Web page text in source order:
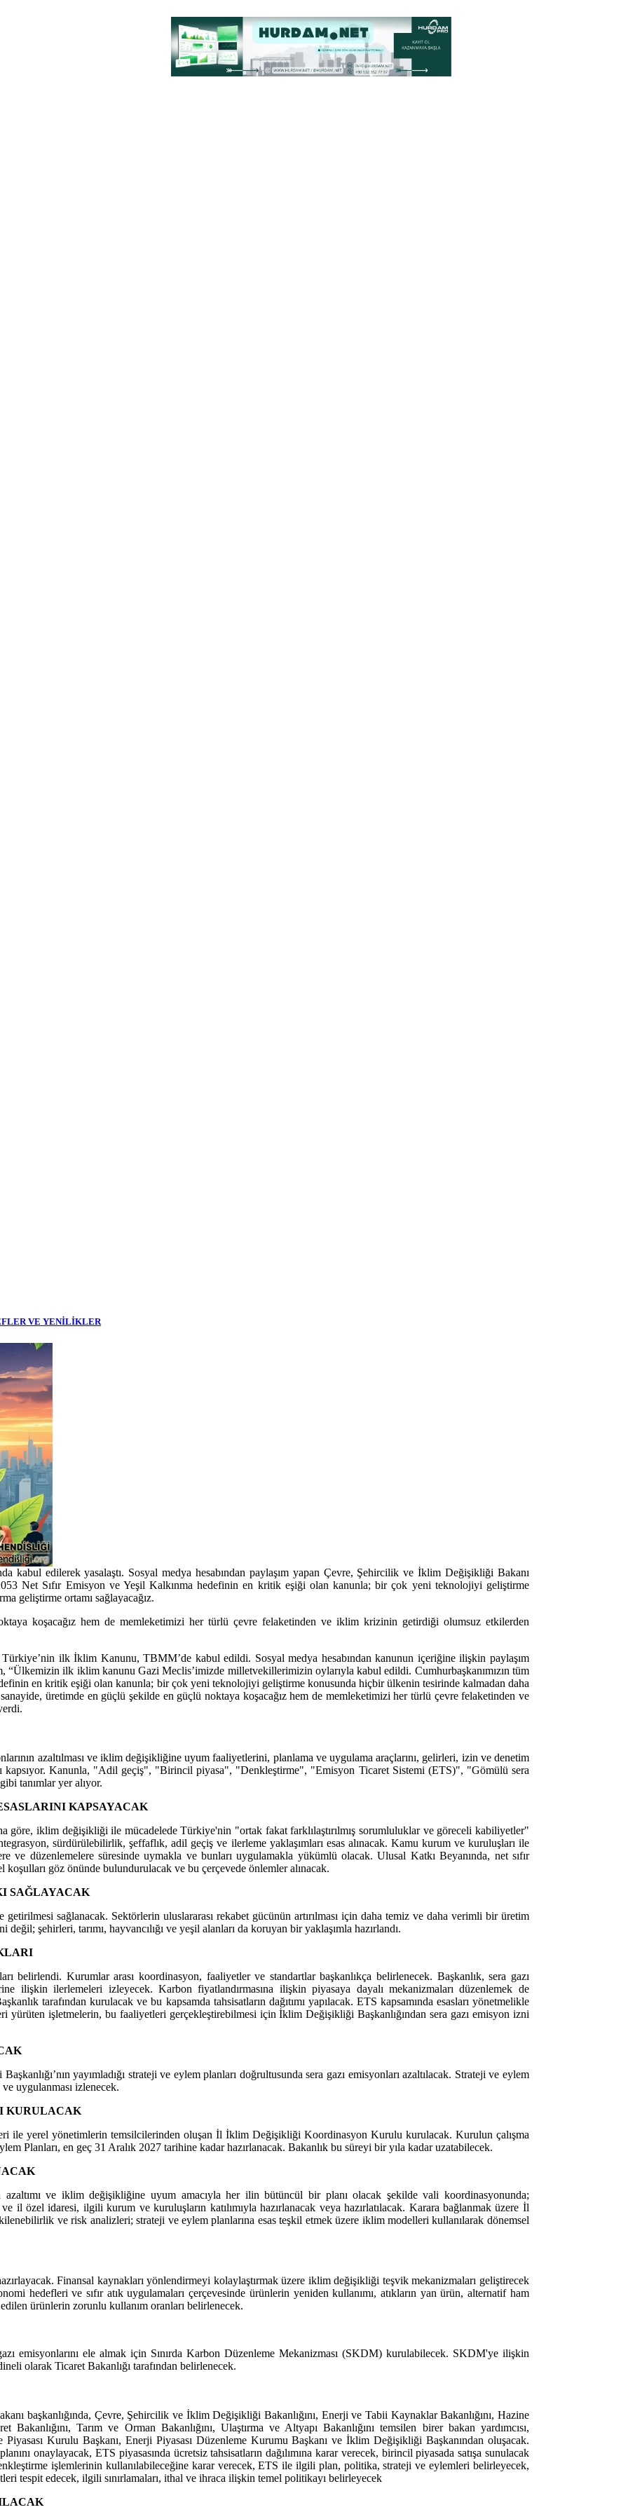
VE YENİLİKLER
edilerek yasalaştı. Sosyal medya hesabından paylaşım yapan Çevre, Şehircilik ve İklim Değişikliği Bakanı
Net Sıfır Emisyon ve Yeşil Kalkınma hedefinin en kritik eşiği olan kanunla; bir çok yeni teknolojiyi geliştirme
geliştirme ortamı sağlayacağız.
koşacağız hem de memleketimizi her türlü çevre felaketinden ve iklim krizinin getirdiği olumsuz etkilerden
ilk İklim Kanunu, TBMM’de kabul edildi. Sosyal medya hesabından kanunun içeriğine ilişkin paylaşım
ilk iklim kanunu Gazi Meclis’imizde milletvekillerimizin oylarıyla kabul edildi. Cumhurbaşkanımızın tüm
en kritik eşiği olan kanunla; bir çok yeni teknolojiyi geliştirme konusunda hiçbir ülkenin tesirinde kalmadan daha
üretimde en güçlü şekilde en güçlü noktaya koşacağız hem de memleketimizi her türlü çevre felaketinden ve
azaltılması ve iklim değişikliğine uyum faaliyetlerini, planlama ve uygulama araçlarını, gelirleri, izin ve denetim
kapsıyor. Kanunla, "Adil geçiş", "Birincil piyasa", "Denkleştirme", "Emisyon Ticaret Sistemi (ETS)", "Gömülü sera
tanımlar yer alıyor.
KAPSAYACAK
iklim değişikliği ile mücadelede Türkiye'nin "ortak fakat farklılaştırılmış sorumluluklar ve göreceli kabiliyetler"
sürdürülebilirlik, şeffaflık, adil geçiş ve ilerleme yaklaşımları esas alınacak. Kamu kurum ve kuruluşları ile
ve düzenlemelere süresinde uymakla ve bunları uygulamakla yükümlü olacak. Ulusal Katkı Beyanında, net sıfır
göz önünde bulundurulacak ve bu çerçevede önlemler alınacak.
SAĞLAYACAK
sağlanacak. Sektörlerin uluslararası rekabet gücünün artırılması için daha temiz ve daha verimli bir üretim
şehirleri, tarımı, hayvancılığı ve yeşil alanları da koruyan bir yaklaşımla hazırlandı.
belirlendi. Kurumlar arası koordinasyon, faaliyetler ve standartlar başkanlıkça belirlenecek. Başkanlık, sera gazı
ilişkin ilerlemeleri izleyecek. Karbon fiyatlandırmasına ilişkin piyasaya dayalı mekanizmaları düzenlemek de
tarafından kurulacak ve bu kapsamda tahsisatların dağıtımı yapılacak. ETS kapsamında esasları yönetmelikle
yürüten işletmelerin, bu faaliyetleri gerçekleştirebilmesi için İklim Değişikliği Başkanlığından sera gazı emisyon izni
yayımladığı strateji ve eylem planları doğrultusunda sera gazı emisyonları azaltılacak. Strateji ve eylem
uygulanması izlenecek.
KURULACAK
ile yerel yönetimlerin temsilcilerinden oluşan İl İklim Değişikliği Koordinasyon Kurulu kurulacak. Kurulun çalışma
Planları, en geç 31 Aralık 2027 tarihine kadar hazırlanacak. Bakanlık bu süreyi bir yıla kadar uzatabilecek.
azaltımı ve iklim değişikliğine uyum amacıyla her ilin bütüncül bir planı olacak şekilde vali koordinasyonunda;
il özel idaresi, ilgili kurum ve kuruluşların katılımıyla hazırlanacak veya hazırlatılacak. Karara bağlanmak üzere İl
ve risk analizleri; strateji ve eylem planlarına esas teşkil etmek üzere iklim modelleri kullanılarak dönemsel
Finansal kaynakları yönlendirmeyi kolaylaştırmak üzere iklim değişikliği teşvik mekanizmaları geliştirecek
hedefleri ve sıfır atık uygulamaları çerçevesinde ürünlerin yeniden kullanımı, atıkların yan ürün, alternatif ham
ürünlerin zorunlu kullanım oranları belirlenecek.
emisyonlarını ele almak için Sınırda Karbon Düzenleme Mekanizması (SKDM) kurulabilecek. SKDM'ye ilişkin
olarak Ticaret Bakanlığı tarafından belirlenecek.
başkanlığında, Çevre, Şehircilik ve İklim Değişikliği Bakanlığını, Enerji ve Tabii Kaynaklar Bakanlığını, Hazine
Tarım ve Orman Bakanlığını, Ulaştırma ve Altyapı Bakanlığını temsilen birer bakan yardımcısı,
Piyasası Kurulu Başkanı, Enerji Piyasası Düzenleme Kurumu Başkanı ve İklim Değişikliği Başkanından oluşacak.
onaylayacak, ETS piyasasında ücretsiz tahsisatların dağılımına karar verecek, birincil piyasada satışa sunulacak
işlemlerinin kullanılabileceğine karar verecek, ETS ile ilgili plan, politika, strateji ve eylemleri belirleyecek,
tespit edecek, ilgili sınırlamaları, ithal ve ihraca ilişkin temel politikayı belirleyecek